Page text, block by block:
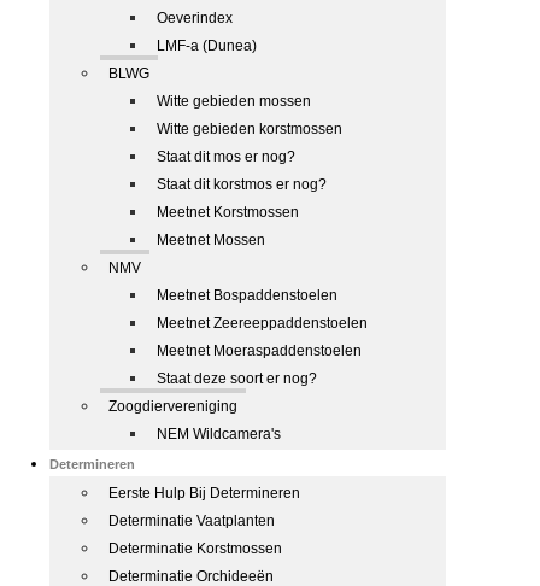
Oeverindex
LMF-a (Dunea)
BLWG
Witte gebieden mossen
Witte gebieden korstmossen
Staat dit mos er nog?
Staat dit korstmos er nog?
Meetnet Korstmossen
Meetnet Mossen
NMV
Meetnet Bospaddenstoelen
Meetnet Zeereeppaddenstoelen
Meetnet Moeraspaddenstoelen
Staat deze soort er nog?
Zoogdiervereniging
NEM Wildcamera's
Determineren
Eerste Hulp Bij Determineren
Determinatie Vaatplanten
Determinatie Korstmossen
Determinatie Orchideeën